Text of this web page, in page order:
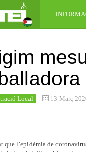
Local 13 Març
que l’epidèmia de